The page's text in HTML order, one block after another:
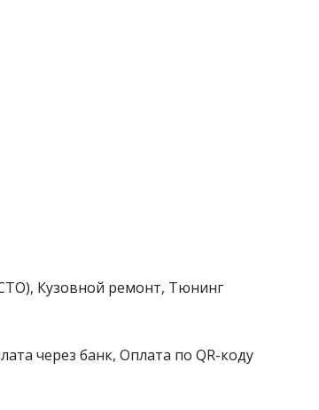
Кузовной ремонт, Тюнинг
через банк, Оплата по QR-коду